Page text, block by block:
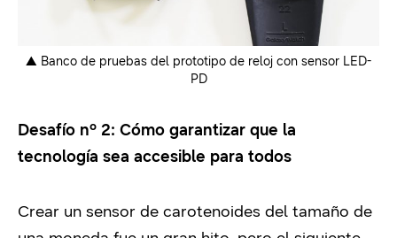
▲ Banco de pruebas del prototipo de reloj con sensor LED-
PD
Desafío nº 2: Cómo garantizar que la
tecnología sea accesible para todos
Crear un sensor de carotenoides del tamaño de